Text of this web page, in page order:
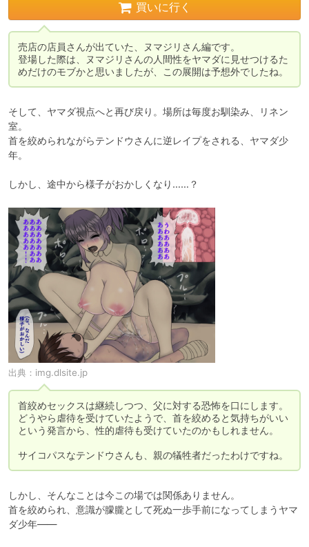
買いに行く
売店の店員さんが出ていた、ヌマジリさん編です。
登場した際は、ヌマジリさんの人間性をヤマダに見せつけるた
めだけのモブかと思いましたが、この展開は予想外でしたね。
そして、ヤマダ視点へと再び戻り。場所は毎度お馴染み、リネン
室。
首を絞められながらテンドウさんに逆レイプをされる、ヤマダ少
年。
しかし、途中から様子がおかしくなり……？
出典： img.dlsite.jp
首絞めセックスは継続しつつ、父に対する恐怖を口にします。
どうやら虐待を受けていたようで、首を絞めると気持ちがいい
という発言から、性的虐待も受けていたのかもしれません。
サイコパスなテンドウさんも、親の犠牲者だったわけですね。
しかし、そんなことは今この場では関係ありません。
首を絞められ、意識が朦朧として死ぬ一歩手前になってしまうヤマ
ダ少年――